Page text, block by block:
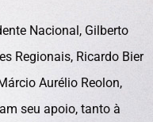
Nacional, Gilberto
Regionais, Ricardo Bier
Aurélio Reolon,
seu apoio, tanto à